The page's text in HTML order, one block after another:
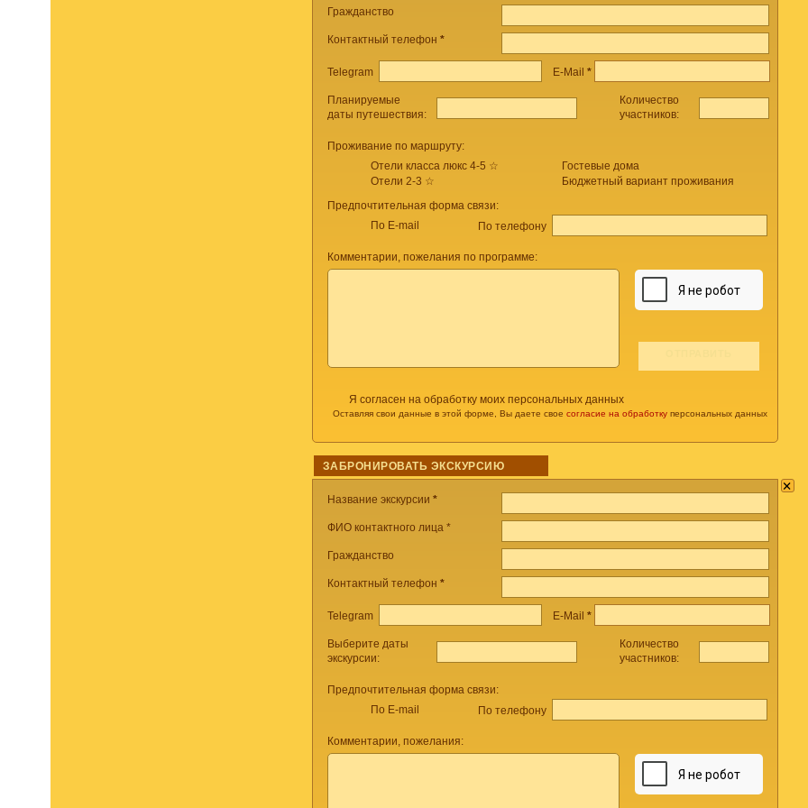
Гражданство
Контактный телефон *
Telegram E-Mail *
Планируемые
даты путешествия:
Количество
участников:
Проживание по маршруту:
Отели класса люкс 4-5 ☆
Отели 2-3 ☆
Гостевые дома
Бюджетный вариант проживания
Предпочтительная форма связи:
По E-mail
По телефону
Комментарии, пожелания по программе:
Я согласен на обработку моих персональных данных
Оставляя свои данные в этой форме, Вы даете свое согласие на обработку персональных данных
ЗАБРОНИРОВАТЬ ЭКСКУРСИЮ
×
Название экскурсии *
ФИО контактного лица *
Гражданство
Контактный телефон *
Telegram E-Mail *
Выберите даты
экскурсии:
Количество
участников:
Предпочтительная форма связи:
По E-mail
По телефону
Комментарии, пожелания: